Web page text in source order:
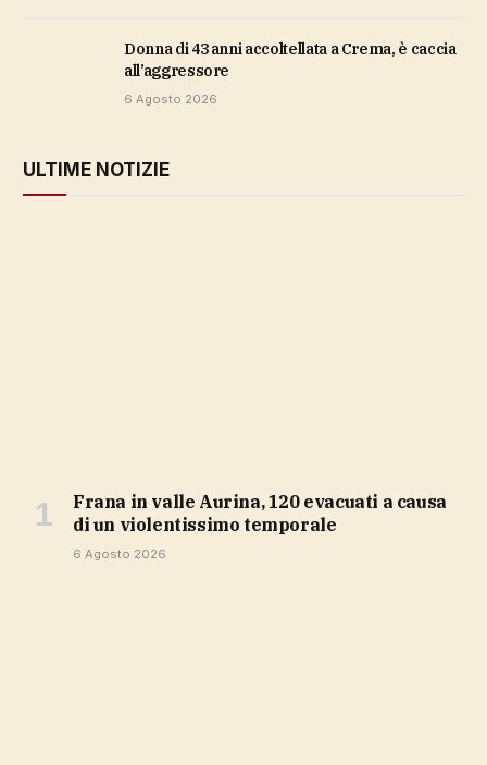
Donna di 43 anni accoltellata a Crema, è caccia
all’aggressore
6 Agosto 2026
ULTIME NOTIZIE
Frana in valle Aurina, 120 evacuati a causa
di un violentissimo temporale
6 Agosto 2026